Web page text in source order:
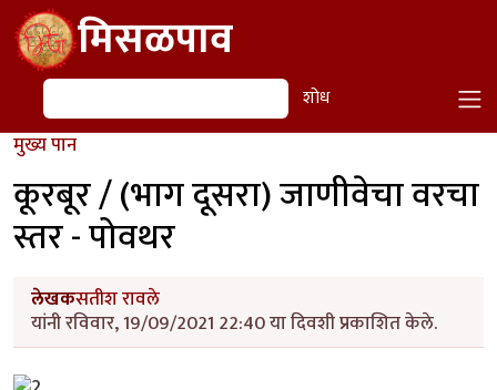
Skip to main contentमिसळपाव
शोध शोध
मुख्य पान
कूरबूर / (भाग दूसरा) जाणीवेचा वरचा
स्तर - पोवथर
लेखकसतीश रावले
यांनी रविवार, 19/09/2021 22:40 या दिवशी प्रकाशित केले.